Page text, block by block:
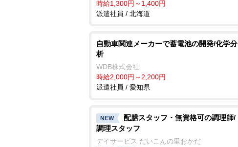
時給1,300円～1,400円
派遣社員 / 北海道
自動車関連メーカーで蓄電池の開発/化学分
析
WDB株式会社
時給2,000円～2,200円
派遣社員 / 愛知県
NEW
配膳スタッフ・無資格可の調理師/
調理スタッフ
デイサービス だいこんの里おかだ